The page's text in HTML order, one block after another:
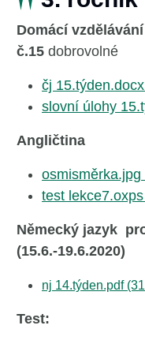
Domácí
č.15 dobrovolné
čj
slovní úlohy
Angličtina
osmisměrka.jpg
test
Německý jazyk
(15.6.-19.6.2020)
nj 14.týden.pdf
Test: